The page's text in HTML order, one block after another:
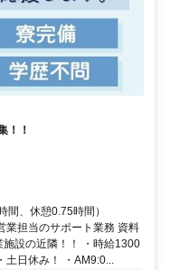
！！
、休憩0.75時間）
業担当のサポート業務 資料
設の近隣！！ ・時給1300
土日休み！ ・AM9:0...